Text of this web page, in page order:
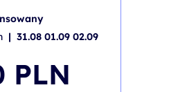
| 31.08 01.09 02.09
PLN